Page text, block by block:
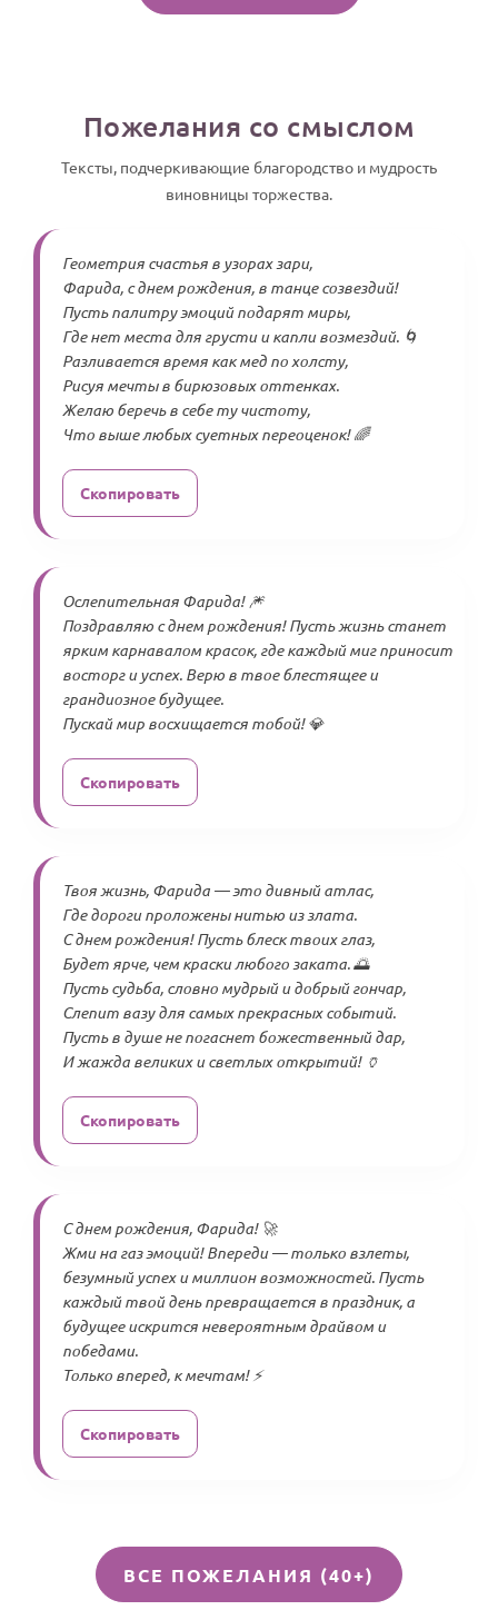
Пожелания со смыслом
Тексты, подчеркивающие благородство и мудрость
виновницы торжества.
Геометрия счастья в узорах зари,
Фарида, с днем рождения, в танце созвездий!
Пусть палитру эмоций подарят миры,
Где нет места для грусти и капли возмездий. 🌀
Разливается время как мед по холсту,
Рисуя мечты в бирюзовых оттенках.
Желаю беречь в себе ту чистоту,
Что выше любых суетных переоценок! 🌈
Скопировать
Ослепительная Фарида! 🎆
Поздравляю с днем рождения! Пусть жизнь станет
ярким карнавалом красок, где каждый миг приносит
восторг и успех. Верю в твое блестящее и
грандиозное будущее.
Пускай мир восхищается тобой! 💎
Скопировать
Твоя жизнь, Фарида — это дивный атлас,
Где дороги проложены нитью из злата.
С днем рождения! Пусть блеск твоих глаз,
Будет ярче, чем краски любого заката. 🌅
Пусть судьба, словно мудрый и добрый гончар,
Слепит вазу для самых прекрасных событий.
Пусть в душе не погаснет божественный дар,
И жажда великих и светлых открытий! 🏺
Скопировать
С днем рождения, Фарида! 🚀
Жми на газ эмоций! Впереди — только взлеты,
безумный успех и миллион возможностей. Пусть
каждый твой день превращается в праздник, а
будущее искрится невероятным драйвом и
победами.
Только вперед, к мечтам! ⚡
Скопировать
ВСЕ ПОЖЕЛАНИЯ (40+)